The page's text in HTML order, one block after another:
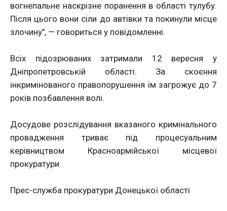
вогнепальне наскрізне поранення в області тулубу.
Після цього вони сіли до автівки та покинули місце
злочину", — говориться у повідомленні.
Всіх підозрюваних затримали 12 вересня у
Дніпропетровській області. За скоєння
інкримінованого правопорушення їм загрожує до 7
років позбавлення волі.
Досудове розслідування вказаного кримінального
провадження триває під процесуальним
керівництвом Красноармійської місцевої
прокуратури.
Прес-служба прокуратури Донецької області